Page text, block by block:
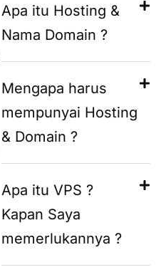
Apa itu Hosting &
Nama Domain ?
Mengapa harus
mempunyai Hosting
& Domain ?
Apa itu VPS ?
Kapan Saya
memerlukannya ?